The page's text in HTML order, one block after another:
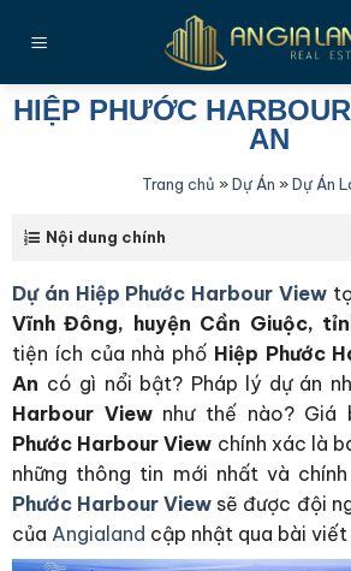
qua
dung
HIỆP PHƯỚC
AN
Trang chủ »Dự Án »Dự Án
Nội dung chính
Dự án Hiệp Phước Harbour View
Vĩnh Đông, huyện Cần Giuộc,
tiện ích của nhà phố Hiệp Phước
An có gì nổi bật? Pháp lý dự án
Harbour Viewnhư thế nào? Giá
Phước Harbour View chính xác là
những thông tin mới nhất và
Phước Harbour View sẽ được đội
của Angialand cập nhật qua bài